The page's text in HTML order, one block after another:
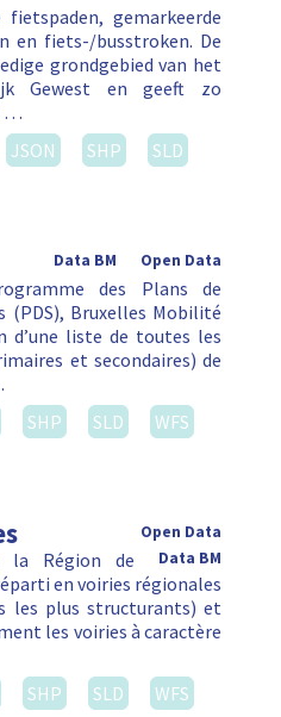
gemarkeerde
en fiets-/busstroken. De
grondgebied van het
Gewest en geeft zo
…
JSON SHP
SLD
Open Data
Data BM
des Plans de
(PDS), Bruxelles Mobilité
d’une liste de toutes les
et secondaires) de
SHP SLD
WFS
Open Data
Data BM
la Région de
en voiries régionales
les plus structurants) et
les voiries à caractère
SHP SLD
WFS